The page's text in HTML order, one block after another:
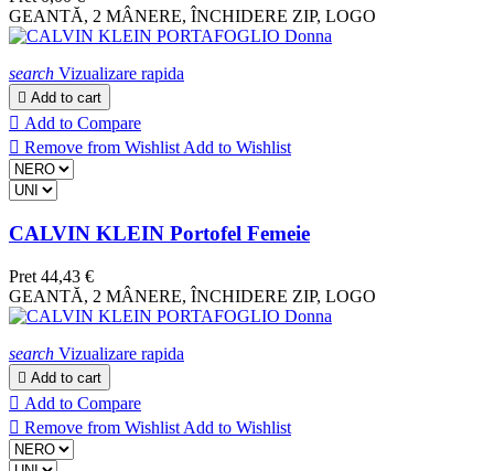
GEANTĂ, 2 MÂNERE, ÎNCHIDERE ZIP, LOGO
search Vizualizare rapida
 Add to cart
 Add to Compare
 Remove from Wishlist Add to Wishlist
CALVIN KLEIN Portofel Femeie
Pret 44,43 €
GEANTĂ, 2 MÂNERE, ÎNCHIDERE ZIP, LOGO
search Vizualizare rapida
 Add to cart
 Add to Compare
 Remove from Wishlist Add to Wishlist